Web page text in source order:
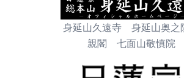
身延山久遠寺 身延山奥之
親閣 七面山敬慎院